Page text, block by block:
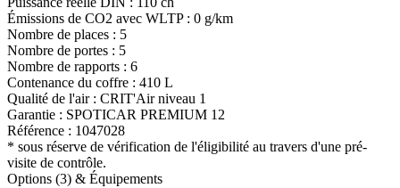
Émissions de CO2 avec WLTP : 0 g/km
Nombre de places : 5
Nombre de portes : 5
Nombre de rapports : 6
Contenance du coffre : 410 L
Qualité de l'air : CRIT'Air niveau 1
Garantie : SPOTICAR PREMIUM 12
Référence : 1047028
* sous réserve de vérification de l'éligibilité au travers d'une pré-
visite de contrôle.
Options (3) & Équipements